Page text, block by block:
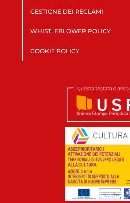
GESTIONE DEI RECLAMI
WHISTLEBLOWER POLICY
COOKIE POLICY